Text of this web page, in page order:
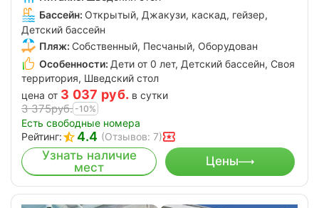
Бассейн: Открытый, Джакузи, каскад, гейзер,
Детский бассейн
Пляж: Собственный, Песчаный, Оборудован
Особенности: Дети от 0 лет, Детский бассейн, Своя
территория, Шведский стол
цена от 3 037 руб. в сутки
3 375руб. -10%
Есть свободные номера
Рейтинг:
4.4 (Отзывов: 7)
Узнать наличие
мест
Цены